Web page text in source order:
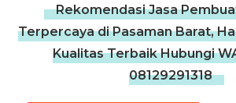
Rekomendasi Jasa
Terpercaya di Pasaman Barat,
Kualitas Terbaik Hubungi
08129291318